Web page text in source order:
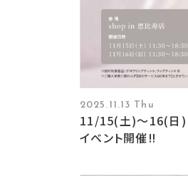
2025.11.13 Thu
11/15(土)〜16(日)
イベント開催‼︎